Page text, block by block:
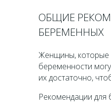
ОБЩИЕ
БЕРЕМЕННЫХ
Женщины, которые
беременности
их достаточно,
Рекомендации для